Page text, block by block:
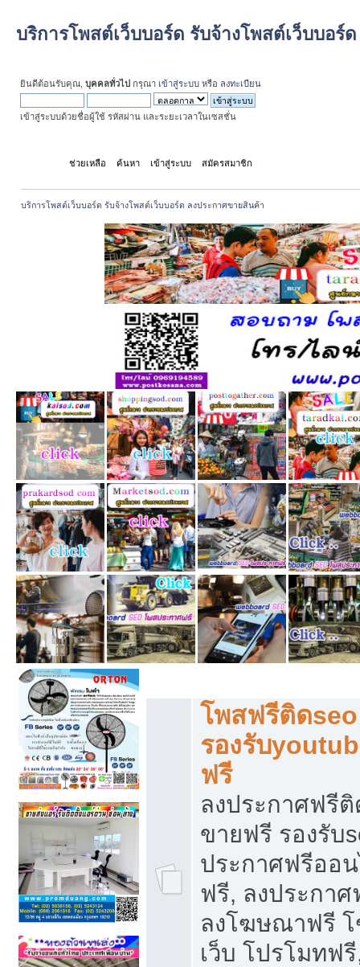
บริการโพสต์เว็บบอร์ด รับจ้างโพสต์เว็บบอร์
ยินดีต้อนรับคุณ, บุคคลทั่วไป กรุณา เข้าสู่ระบบ หรือ ลงทะเบียน
เข้าสู่ระบบด้วยชื่อผู้ใช้ รหัสผ่าน และระยะเวลาในเซสชั่น
ช่วยเหลือ ค้นหา เข้าสู่ระบบ สมัครสมาชิก
บริการโพสต์เว็บบอร์ด รับจ้างโพสต์เว็บบอร์ด ลงประกาศขายสินค้า
โพสฟรีติด
รองรับ
ฟรี
ลงประกาศฟรีติ
ขายฟรี รองรับ
ประกาศฟรีออ
ฟรี, ลงประกา
ลงโฆษณาฟรี
เว็บ โปรโมทฟ